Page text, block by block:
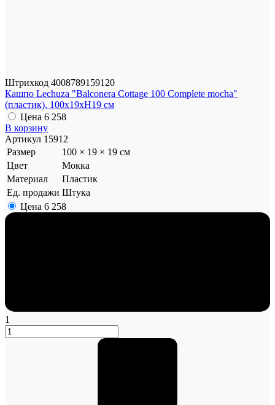
Штрихкод 4008789159120
Кашпо Lechuza "Balconera Cottage 100 Complete mocha"
(пластик), 100x19xH19 см
Цена 6 258
В корзину
Артикул 15912
Размер
100 × 19 × 19 см
Цвет
Мокка
Материал
Пластик
Ед. продажи Штука
Цена 6 258
1